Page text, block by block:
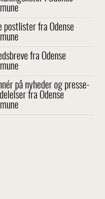
postlister fra Odense
fra Odense
på nyheder og presse-
fra Odense